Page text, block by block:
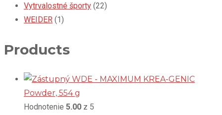
Vytrvalostné športy (22)
WEIDER (1)
Products
WDE - MAXIMUM KREA-GENIC
Powder, 554 g
Hodnotenie 5.00 z 5